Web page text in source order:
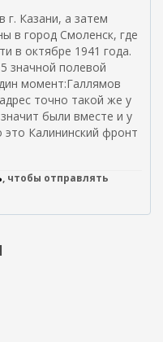
г. Казани, а затем
в город Смоленск, где
в октябре 1941 года.
значной полевой
момент:Галлямов
точно такой же у
были вместе и у
это Калининский фронт
, чтобы отправлять